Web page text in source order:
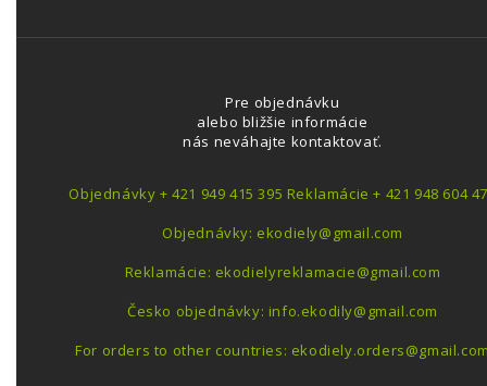
Pre objednávku
alebo bližšie informácie
nás neváhajte kontaktovať.
Objednávky + 421 949 415 395 Reklamácie + 421 948 604
Objednávky: ekodiely@gmail.com
Reklamácie: ekodielyreklamacie@gmail.com
Česko objednávky: info.ekodily@gmail.com
For orders to other countries: